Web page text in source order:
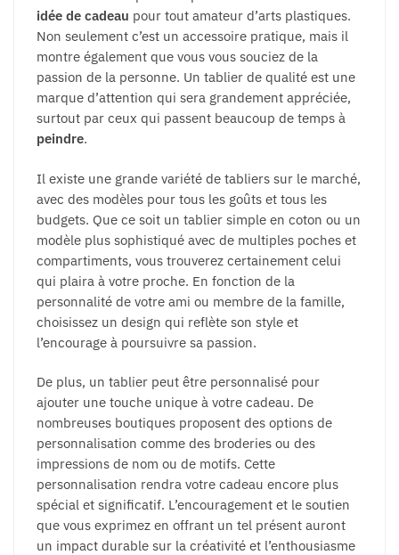
idée de cadeau pour tout amateur d’arts plastiques.
Non seulement c’est un accessoire pratique, mais il
montre également que vous vous souciez de la
passion de la personne. Un tablier de qualité est une
marque d’attention qui sera grandement appréciée,
surtout par ceux qui passent beaucoup de temps à
peindre.
Il existe une grande variété de tabliers sur le marché,
avec des modèles pour tous les goûts et tous les
budgets. Que ce soit un tablier simple en coton ou un
modèle plus sophistiqué avec de multiples poches et
compartiments, vous trouverez certainement celui
qui plaira à votre proche. En fonction de la
personnalité de votre ami ou membre de la famille,
choisissez un design qui reflète son style et
l’encourage à poursuivre sa passion.
De plus, un tablier peut être personnalisé pour
ajouter une touche unique à votre cadeau. De
nombreuses boutiques proposent des options de
personnalisation comme des broderies ou des
impressions de nom ou de motifs. Cette
personnalisation rendra votre cadeau encore plus
spécial et significatif. L’encouragement et le soutien
que vous exprimez en offrant un tel présent auront
un impact durable sur la créativité et l’enthousiasme